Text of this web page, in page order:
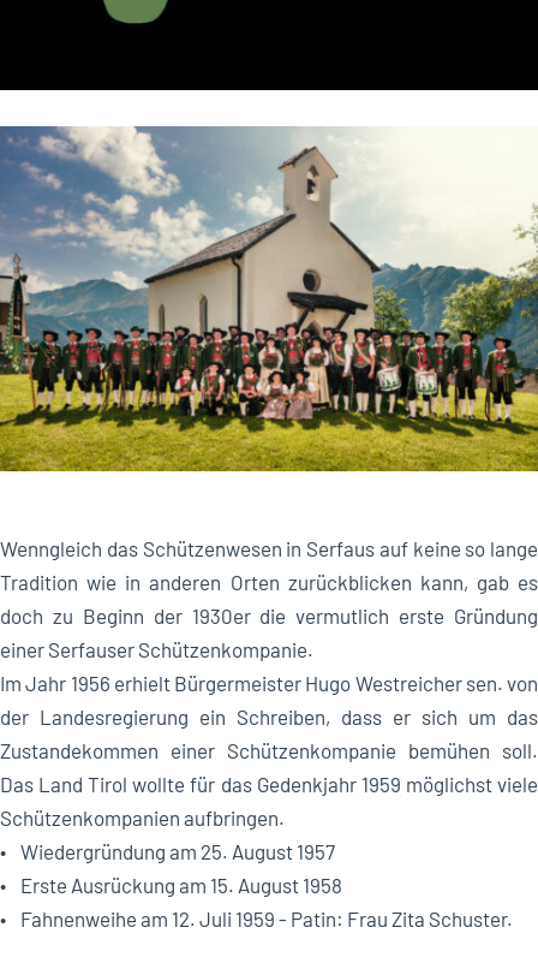
Wenngleich das Schützenwesen in Serfaus auf keine so lange
Tradition wie in anderen Orten zurückblicken kann, gab es
doch zu Beginn der 1930er die vermutlich erste Gründung
einer Serfauser Schützenkompanie.
Im Jahr 1956 erhielt Bürgermeister Hugo Westreicher sen. von
der Landesregierung ein Schreiben, dass er sich um das
Zustandekommen einer Schützenkompanie bemühen soll.
Das Land Tirol wollte für das Gedenkjahr 1959 möglichst viele
Schützenkompanien aufbringen.
• Wiedergründung am 25. August 1957
• Erste Ausrückung am 15. August 1958
• Fahnenweihe am 12. Juli 1959 - Patin: Frau Zita Schuster.